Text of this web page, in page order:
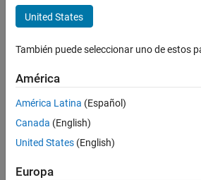
Enviar
solicitud
Senior
Renewal
Sales
Representative
sesión
United States
También puede seleccionar uno de estos
América
América Latina (Español)
Canada (English)
United States (English)
Europa